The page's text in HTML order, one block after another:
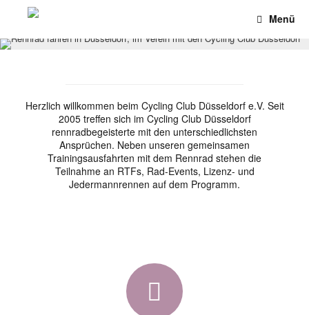
Menü
Herzlich willkommen beim Cycling Club Düsseldorf e.V. Seit
2005 treffen sich im Cycling Club Düsseldorf
rennradbegeisterte mit den unterschiedlichsten
Ansprüchen. Neben unseren gemeinsamen
Trainingsausfahrten mit dem Rennrad stehen die
Teilnahme an RTFs, Rad-Events, Lizenz- und
Jedermannrennen auf dem Programm.